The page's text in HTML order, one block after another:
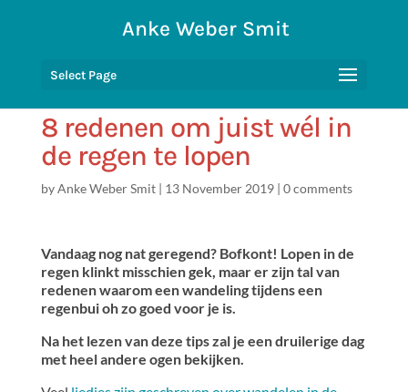
Anke Weber Smit
Select Page
8 redenen om juist wél in
de regen te lopen
byAnke Weber Smit| 13 November 2019| 0 comments
Vandaag nog nat geregend? Bofkont! Lopen in de
regen klinkt misschien gek, maar er zijn tal van
redenen waarom een wandeling tijdens een
regenbui oh zo goed voor je is.
Na het lezen van deze tips zal je een druilerige dag
met heel andere ogen bekijken.